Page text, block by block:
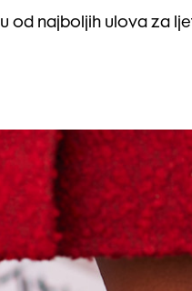
od najboljih ulova za